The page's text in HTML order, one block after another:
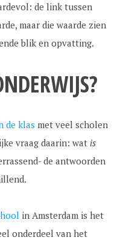
de link tussen
maar die waarde zien
blik en opvatting.
de klas met veel scholen
vraag daarin: wat is
de antwoorden
in Amsterdam is het
onderdeel van het